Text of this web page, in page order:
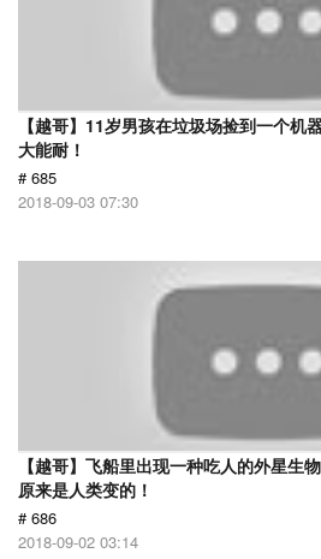
【越哥】11岁男孩在垃圾场捡到一个机
大能耐！
# 685
2018-09-03 07:30
【越哥】飞船里出现一种吃人的外星生
原来是人类变的！
# 686
2018-09-02 03:14